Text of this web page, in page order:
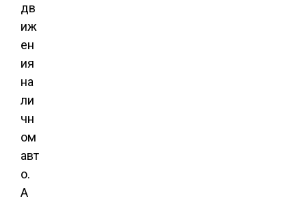
дв
иж
ен
ия
на
ли
чн
ом
авт
о.
А